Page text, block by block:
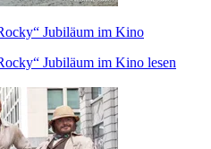
Jubiläum im Kino
Jubiläum im Kino lesen